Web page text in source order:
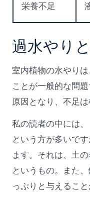
栄養不足
過水やり
室内植物の水やり
ことが一般的な問
原因となり、不足
私の読者の中には
という方が多いで
ます。それは、土
というもの。また
っぷりと与えること